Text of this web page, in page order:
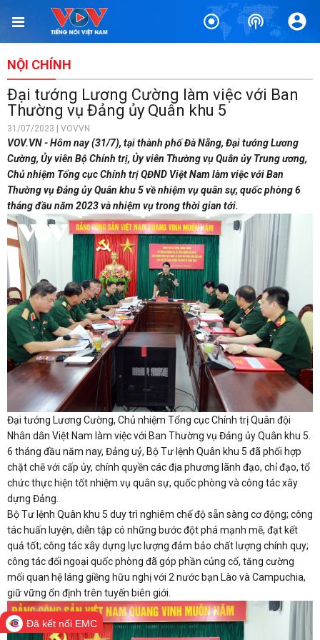
NỘI CHÍNH
Đại tướng Lương Cường làm việc với Ban
Thường vụ Đảng ủy Quân khu 5
31/07/2023 | VOVVN
VOV.VN - Hôm nay (31/7), tại thành phố Đà Nẵng, Đại tướng Lương
Cường, Ủy viên Bộ Chính trị, Ủy viên Thường vụ Quân ủy Trung ương,
Chủ nhiệm Tổng cục Chính trị QĐND Việt Nam làm việc với Ban
Thường vụ Đảng ủy Quân khu 5 về nhiệm vụ quân sự, quốc phòng 6
tháng đầu năm 2023 và nhiệm vụ trong thời gian tới.
Đại tướng Lương Cường, Chủ nhiệm Tổng cục Chính trị Quân đội
Nhân dân Việt Nam làm việc với Ban Thường vụ Đảng ủy Quân khu 5.
6 tháng đầu năm nay, Đảng uỷ, Bộ Tư lệnh Quân khu 5 đã phối hợp
chặt chẽ với cấp ủy, chính quyền các địa phương lãnh đạo, chỉ đạo, tổ
chức thực hiện tốt nhiệm vụ quân sự, quốc phòng và công tác xây
dựng Đảng.
Bộ Tư lệnh Quân khu 5 duy trì nghiêm chế độ sẵn sàng cơ động; công
tác huấn luyện, diễn tập có những bước đột phá mạnh mẽ, đạt kết
quả tốt; công tác xây dựng lực lượng đảm bảo chất lượng chính quy;
công tác đối ngoại quốc phòng đã góp phần củng cố, tăng cường
mối quan hệ láng giềng hữu nghị với 2 nước bạn Lào và Campuchia,
giữ vững ổn định trên tuyến biên giới.
Đã kết nối EMC